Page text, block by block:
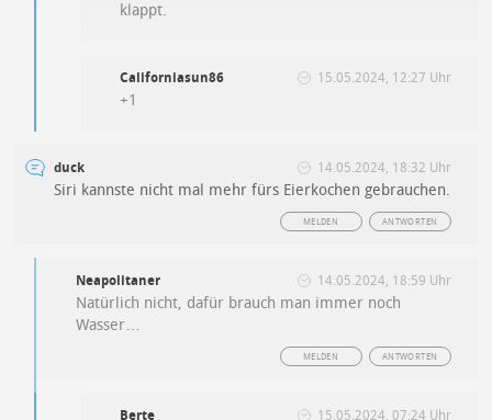
klappt.
Californiasun86 15.05.2024, 12:27 Uhr
+1
duck 14.05.2024, 18:32 Uhr
Siri kannste nicht mal mehr fürs Eierkochen gebrauchen.
ANTWORTEN
MELDEN
Neapolitaner 14.05.2024, 18:59 Uhr
Natürlich nicht, dafür brauch man immer noch
Wasser…
ANTWORTEN
MELDEN
Berte 15.05.2024, 07:24 Uhr